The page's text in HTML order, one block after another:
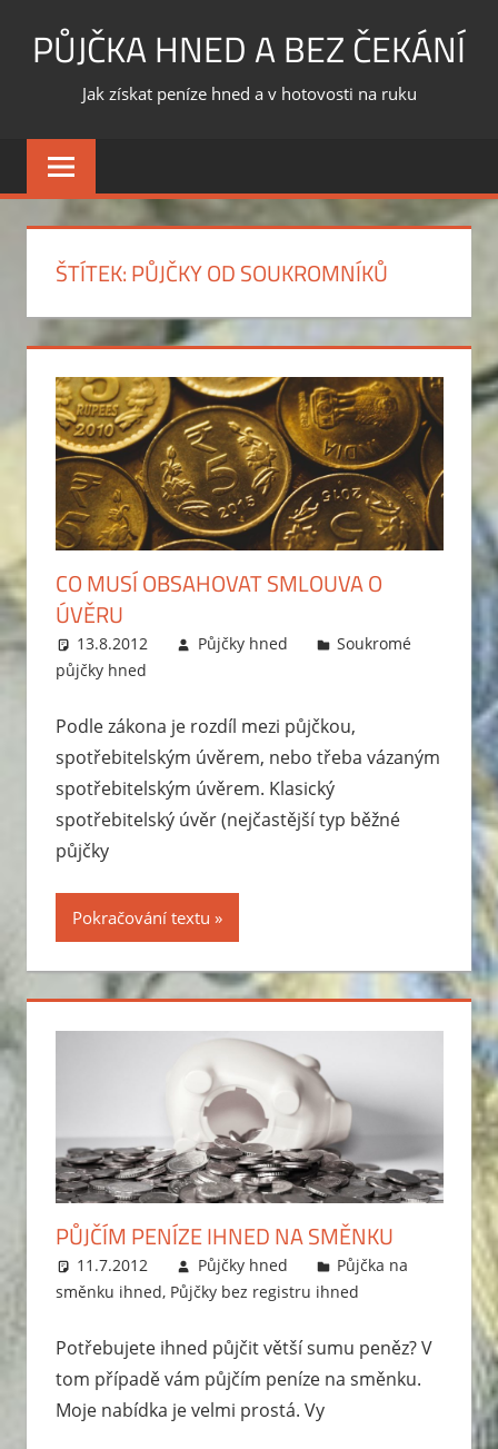
PŮJČKA HNED A BEZ ČEKÁNÍ
Jak získat peníze hned a v hotovosti na ruku
ŠTÍTEK:PŮJČKY OD SOUKROMNÍKŮ
CO MUSÍ OBSAHOVAT SMLOUVA O
ÚVĚRU
13.8.2012 Půjčky hned
Soukromé
půjčky hned
Podle zákona je rozdíl mezi půjčkou,
spotřebitelským úvěrem, nebo třeba vázaným
spotřebitelským úvěrem. Klasický
spotřebitelský úvěr (nejčastější typ běžné
půjčky
Pokračování textu
PŮJČÍM PENÍZE IHNED NA SMĚNKU
11.7.2012 Půjčky hned
Půjčka na
směnku ihned, Půjčky bez registru ihned
Potřebujete ihned půjčit větší sumu peněz? V
tom případě vám půjčím peníze na směnku.
Moje nabídka je velmi prostá. Vy